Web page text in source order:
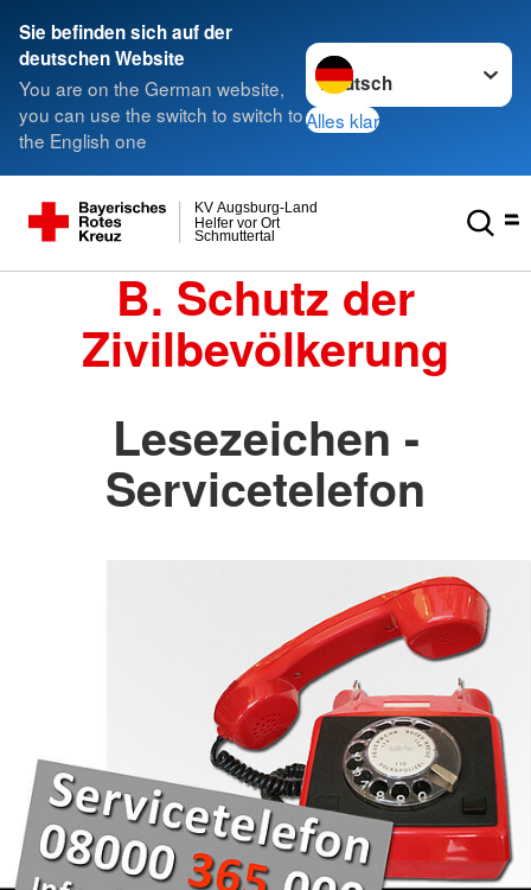
Sie befinden sich auf der
deutschen Website
You are on the German website,
you can use the switch to switch to
the English one
Sprache wechseln zu
Alles klar
Schmuttertal
Helfer vor Ort
KV Augsburg-Land
B. Schutz der
Zivilbevölkerung
Lesezeichen -
Servicetelefon